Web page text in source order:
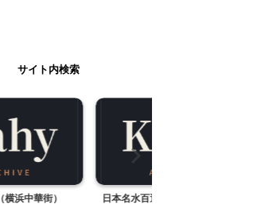
サイト内検索
日本名水百選 三分一湧水（山梨